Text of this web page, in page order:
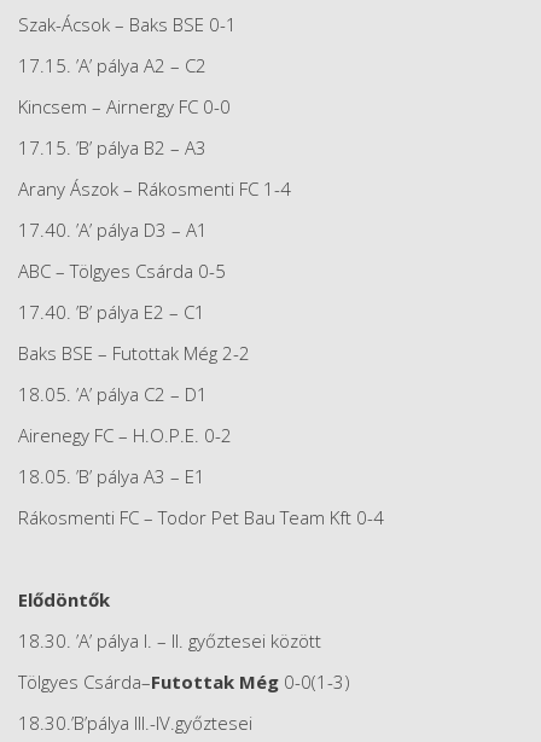
Szak-Ácsok – Baks BSE 0-1
17.15. ’A’ pálya A2 – C2
Kincsem – Airnergy FC 0-0
17.15. ’B’ pálya B2 – A3
Arany Ászok – Rákosmenti FC 1-4
17.40. ’A’ pálya D3 – A1
ABC – Tölgyes Csárda 0-5
17.40. ’B’ pálya E2 – C1
Baks BSE – Futottak Még 2-2
18.05. ’A’ pálya C2 – D1
Airenegy FC – H.O.P.E. 0-2
18.05. ’B’ pálya A3 – E1
Rákosmenti FC – Todor Pet Bau Team Kft 0-4
Elődöntők
18.30. ’A’ pálya I. – II. győztesei között
Tölgyes Csárda–Futottak Még 0-0(1-3)
18.30.’B’pálya III.-IV.győztesei